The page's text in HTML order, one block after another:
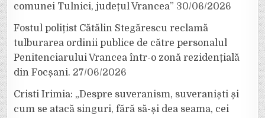
comunei Tulnici, județul Vrancea” 30/06/2026
Fostul polițist Cătălin Stegărescu reclamă
tulburarea ordinii publice de către personalul
Penitenciarului Vrancea într-o zonă rezidențială
din Focșani. 27/06/2026
Cristi Irimia: „Despre suveranism, suveraniști și
cum se atacă singuri, fără să-și dea seama, cei